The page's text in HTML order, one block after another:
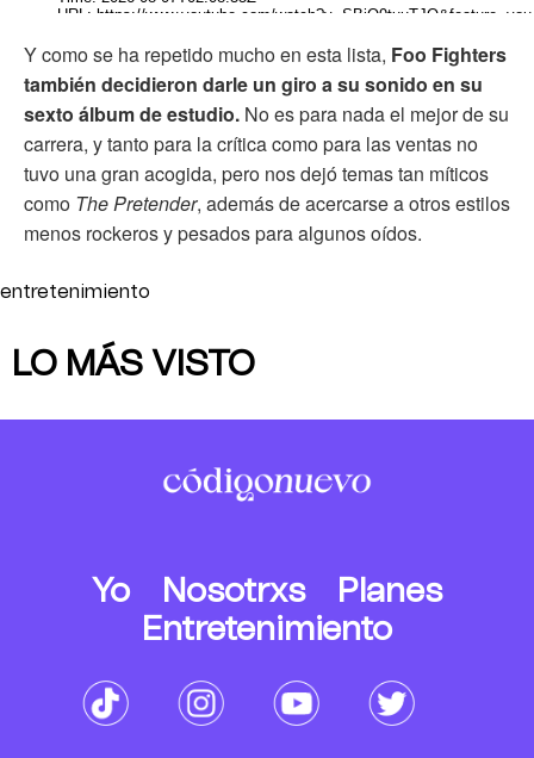
Y como se ha repetido mucho en esta lista, Foo Fighters
también decidieron darle un giro a su sonido en su
sexto álbum de estudio. No es para nada el mejor de su
carrera, y tanto para la crítica como para las ventas no
tuvo una gran acogida, pero nos dejó temas tan míticos
como The Pretender, además de acercarse a otros estilos
menos rockeros y pesados para algunos oídos.
entretenimiento
LO MÁS VISTO
Yo Nosotrxs
Planes
Entretenimiento